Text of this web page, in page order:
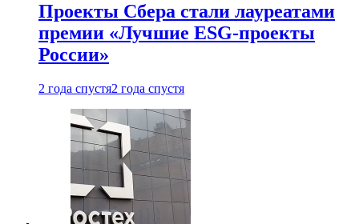
Проекты Сбера стали лауреатами
премии «Лучшие ESG-проекты
России»
2 года спустя2 года спустя